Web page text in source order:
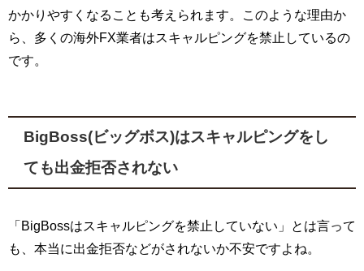
かかりやすくなることも考えられます。このような理由か
ら、多くの海外FX業者はスキャルピングを禁止しているの
です。
BigBoss(ビッグボス)はスキャルピングをし
ても出金拒否されない
「BigBossはスキャルピングを禁止していない」とは言って
も、本当に出金拒否などがされないか不安ですよね。